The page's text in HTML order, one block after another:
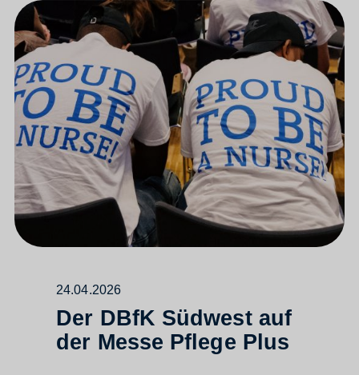
24.04.2026
Der DBfK Südwest auf
der Messe Pflege Plus